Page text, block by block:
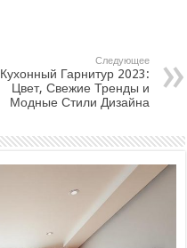
Следующее
Кухонный Гарнитур 2023:
Цвет, Свежие Тренды и
Модные Стили Дизайна